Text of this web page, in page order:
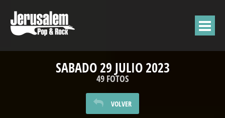
SABADO 29 JULIO 2023
49 FOTOS
VOLVER